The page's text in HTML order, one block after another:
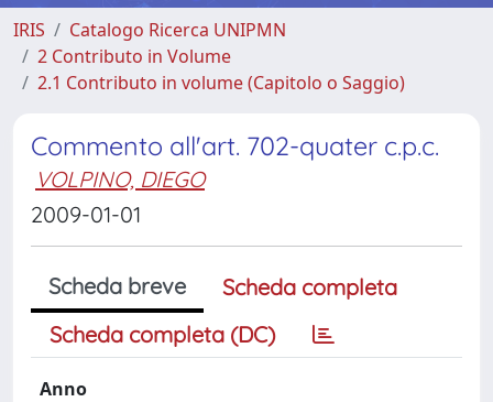
IRIS
Catalogo Ricerca UNIPMN
2 Contributo in Volume
2.1 Contributo in volume (Capitolo o Saggio)
Commento all'art. 702-quater c.p.c.
VOLPINO, DIEGO
2009-01-01
Scheda breve
Scheda completa
Scheda completa (DC)
Anno